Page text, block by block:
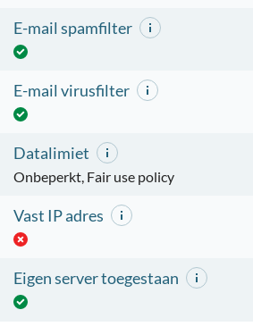
E-mail spamfilter
E-mail virusfilter
Datalimiet
Onbeperkt, Fair use policy
Vast IP adres
Eigen server toegestaan